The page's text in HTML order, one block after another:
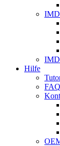
Hilfe
FAQ